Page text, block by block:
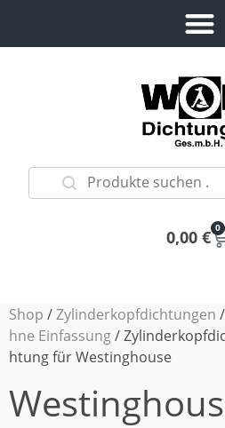
0,00 € 0
Shop /Zylinderkopfdichtungen /
hne Einfassung/
htung für Westinghouse